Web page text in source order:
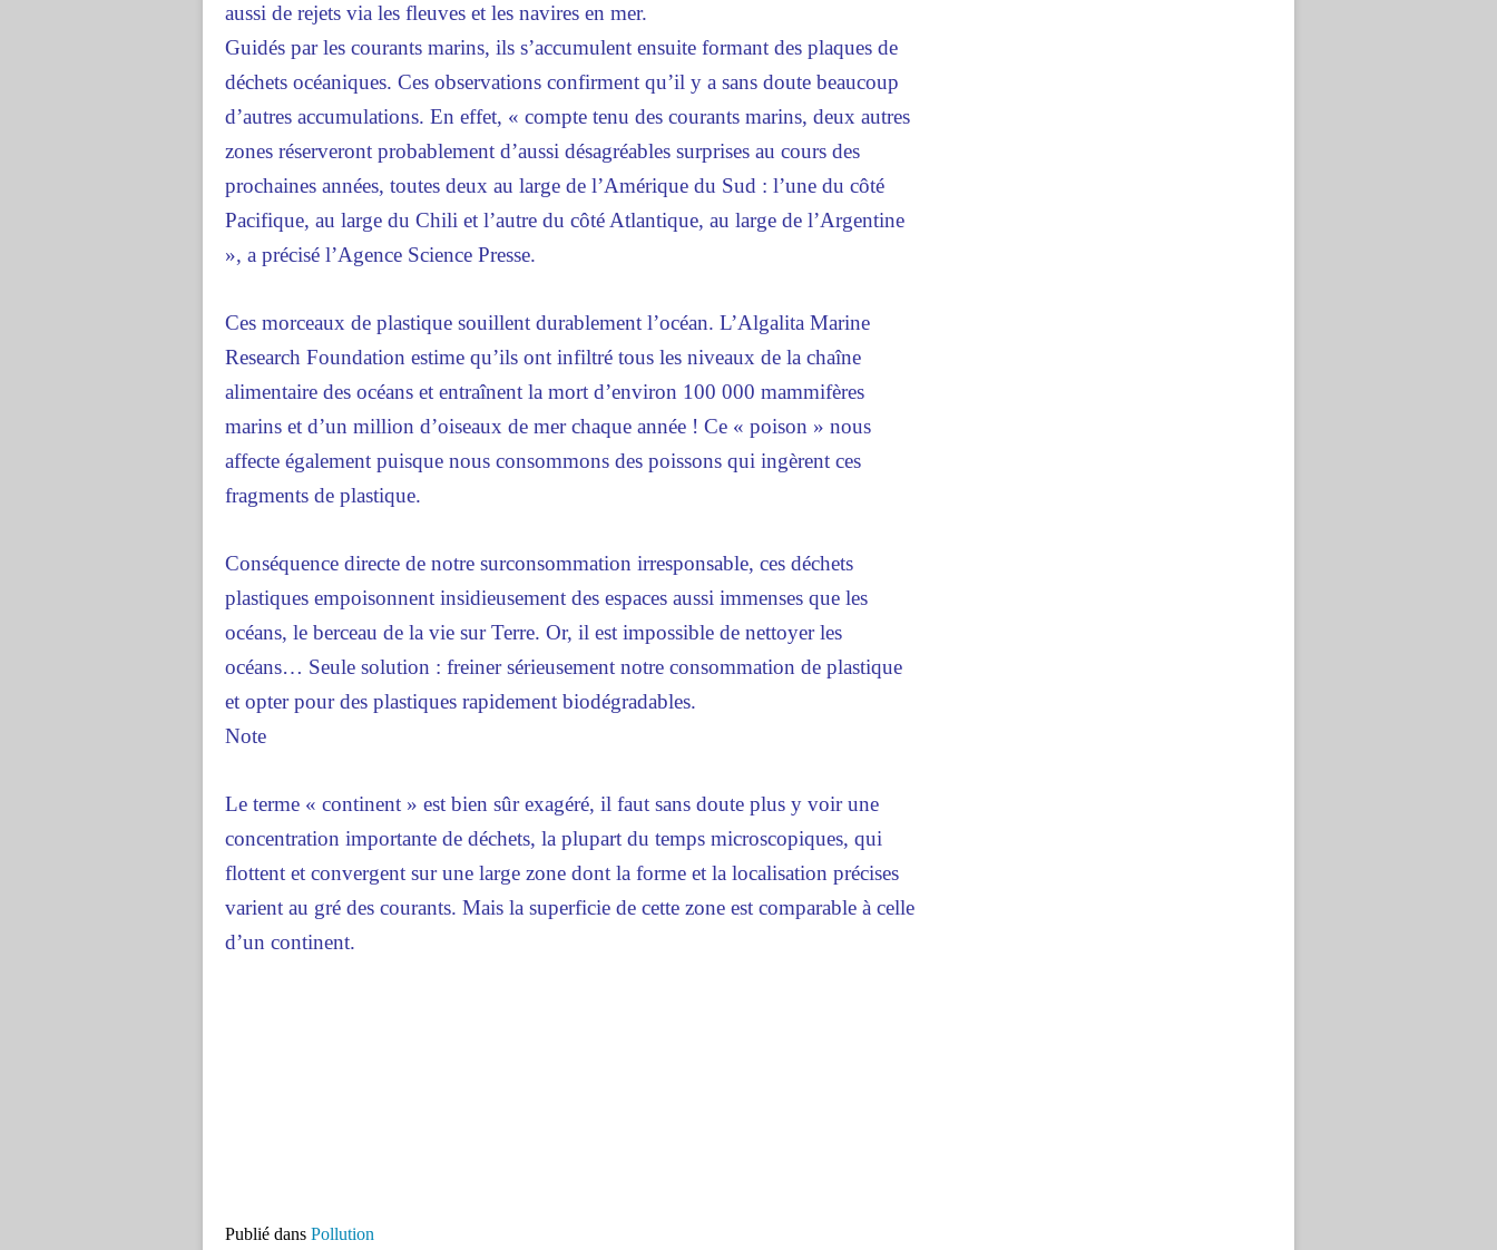
aussi de rejets via les fleuves et les navires en mer.
Guidés par les courants marins, ils s’accumulent ensuite formant des plaques de
déchets océaniques. Ces observations confirment qu’il y a sans doute beaucoup
d’autres accumulations. En effet, « compte tenu des courants marins, deux autres
zones réserveront probablement d’aussi désagréables surprises au cours des
prochaines années, toutes deux au large de l’Amérique du Sud : l’une du côté
Pacifique, au large du Chili et l’autre du côté Atlantique, au large de l’Argentine
», a précisé l’Agence Science Presse.
Ces morceaux de plastique souillent durablement l’océan. L’Algalita Marine
Research Foundation estime qu’ils ont infiltré tous les niveaux de la chaîne
alimentaire des océans et entraînent la mort d’environ 100 000 mammifères
marins et d’un million d’oiseaux de mer chaque année ! Ce « poison » nous
affecte également puisque nous consommons des poissons qui ingèrent ces
fragments de plastique.
Conséquence directe de notre surconsommation irresponsable, ces déchets
plastiques empoisonnent insidieusement des espaces aussi immenses que les
océans, le berceau de la vie sur Terre. Or, il est impossible de nettoyer les
océans… Seule solution : freiner sérieusement notre consommation de plastique
et opter pour des plastiques rapidement biodégradables.
Note
Le terme « continent » est bien sûr exagéré, il faut sans doute plus y voir une
concentration importante de déchets, la plupart du temps microscopiques, qui
flottent et convergent sur une large zone dont la forme et la localisation précises
varient au gré des courants. Mais la superficie de cette zone est comparable à celle
d’un continent.
Publié dans Pollution